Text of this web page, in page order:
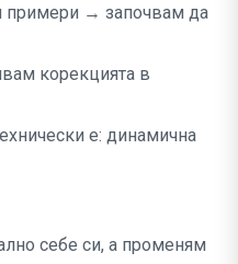
примери → започвам да
корекцията в
е: динамична
себе си, а променям